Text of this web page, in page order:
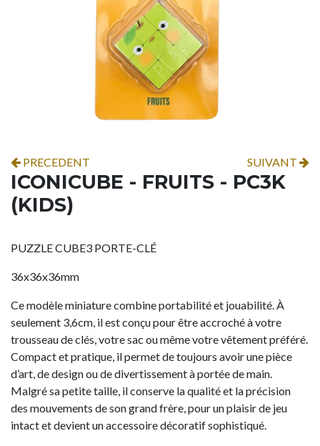
PRECEDENT SUIVANT
ICONICUBE - FRUITS - PC3K
(KIDS)
PUZZLE CUBE3 PORTE-CLÉ
36x36x36mm
Ce modèle miniature combine portabilité et jouabilité. À
seulement 3,6cm, il est conçu pour être accroché à votre
trousseau de clés, votre sac ou même votre vêtement préféré.
Compact et pratique, il permet de toujours avoir une pièce
d’art, de design ou de divertissement à portée de main.
Malgré sa petite taille, il conserve la qualité et la précision
des mouvements de son grand frère, pour un plaisir de jeu
intact et devient un accessoire décoratif sophistiqué.